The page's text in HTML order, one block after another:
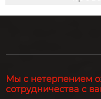
Мы с нетерпением
сотрудничества с